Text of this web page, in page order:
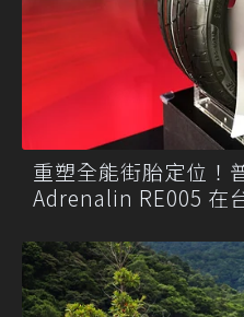
重塑全能街胎定位！
Adrenalin RE005 在